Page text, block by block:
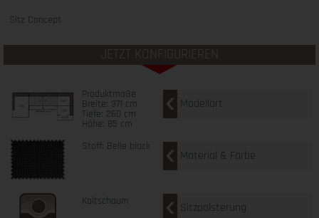
Sitz Concept
JETZT KONFIGURIEREN
Produktmaße
Breite: 371 cm
Tiefe: 260 cm
Höhe: 85 cm
Modellart
Stoff: Belle black
Material & Farbe
Kaltschaum Sitzpolsterung